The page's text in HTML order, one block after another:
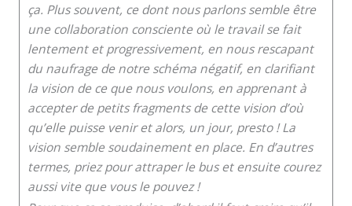
ça. Plus souvent, ce dont nous parlons semble être
une collaboration consciente où le travail se fait
lentement et progressivement, en nous rescapant
du naufrage de notre schéma négatif, en clarifiant
la vision de ce que nous voulons, en apprenant à
accepter de petits fragments de cette vision d’où
qu’elle puisse venir et alors, un jour, presto ! La
vision semble soudainement en place. En d’autres
termes, priez pour attraper le bus et ensuite courez
aussi vite que vous le pouvez !